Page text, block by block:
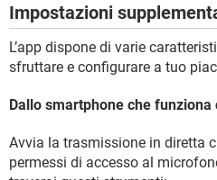
Impostazioni
L’app dispone di varie
sfruttare e configurare a tuo
Dallo smartphone che
Avvia la trasmissione in diretta
permessi di accesso al